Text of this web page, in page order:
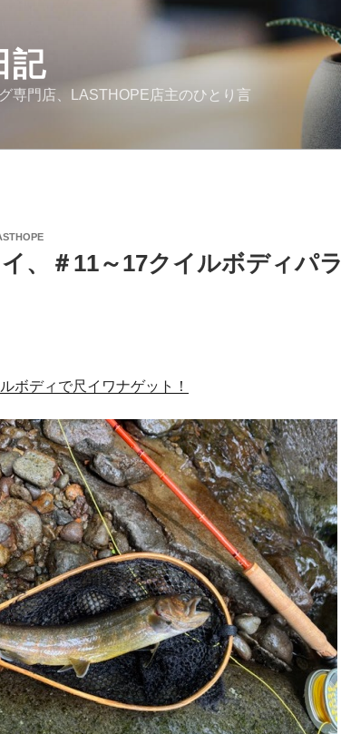
記
専門店、LASTHOPE店主のひとり言
、＃11～17クイルボディパラ
ボディで尺イワナゲット！